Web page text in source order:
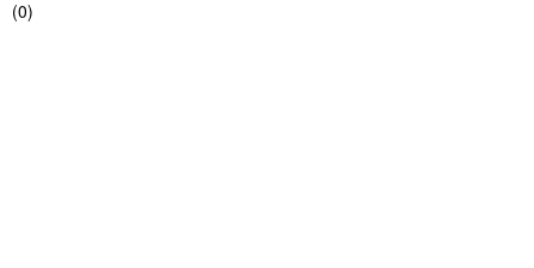
(0)